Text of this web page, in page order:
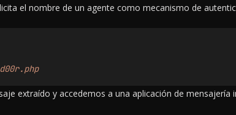
el nombre de un agente como mecanismo de
extraído y accedemos a una aplicación de mensajería